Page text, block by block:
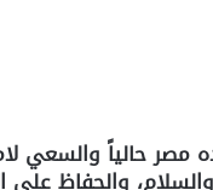
حالياً والسعي
والحفاظ على